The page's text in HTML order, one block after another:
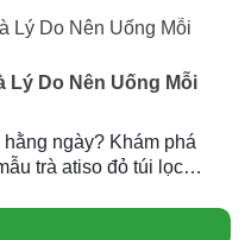
Lý Do Nên Uống Mỗi
ngày? Khám phá
trà atiso đỏ túi lọc